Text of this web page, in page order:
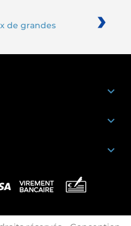
de grandes
›


